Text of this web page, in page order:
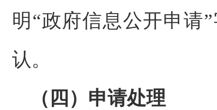
明 “政府信息公开申请”
认。
（四）申请处理